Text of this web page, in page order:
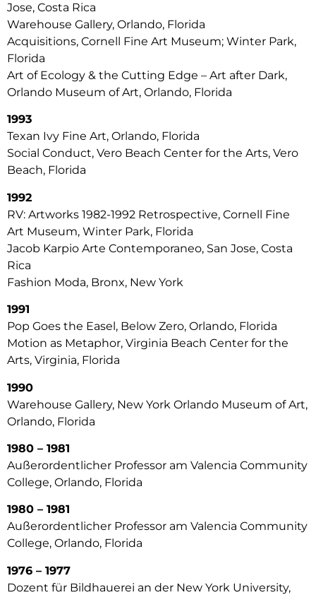
Jose, Costa Rica
Warehouse Gallery, Orlando, Florida
Acquisitions, Cornell Fine Art Museum; Winter Park,
Florida
Art of Ecology & the Cutting Edge – Art after Dark,
Orlando Museum of Art, Orlando, Florida
1993
Texan Ivy Fine Art, Orlando, Florida
Social Conduct, Vero Beach Center for the Arts, Vero
Beach, Florida
1992
RV: Artworks 1982-1992 Retrospective, Cornell Fine
Art Museum, Winter Park, Florida
Jacob Karpio Arte Contemporaneo, San Jose, Costa
Rica
Fashion Moda, Bronx, New York
1991
Pop Goes the Easel, Below Zero, Orlando, Florida
Motion as Metaphor, Virginia Beach Center for the
Arts, Virginia, Florida
1990
Warehouse Gallery, New York Orlando Museum of Art,
Orlando, Florida
1980 – 1981
Außerordentlicher Professor am Valencia Community
College, Orlando, Florida
1980 – 1981
Außerordentlicher Professor am Valencia Community
College, Orlando, Florida
1976 – 1977
Dozent für Bildhauerei an der New York University,